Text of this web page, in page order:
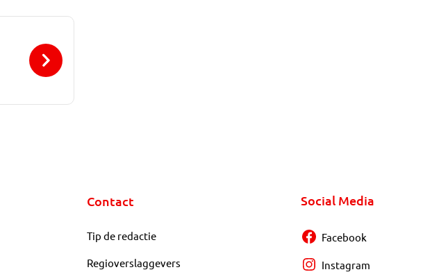
Contact
Tip de redactie
Regioverslaggevers
Social Media
Facebook
Instagram